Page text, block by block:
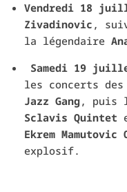
Vendredi 18
Zivadinovic ,
la légendaire
Samedi 19
les concerts des
Jazz Gang, puis
Sclavis Quintet
Ekrem Mamutovic
explosif.